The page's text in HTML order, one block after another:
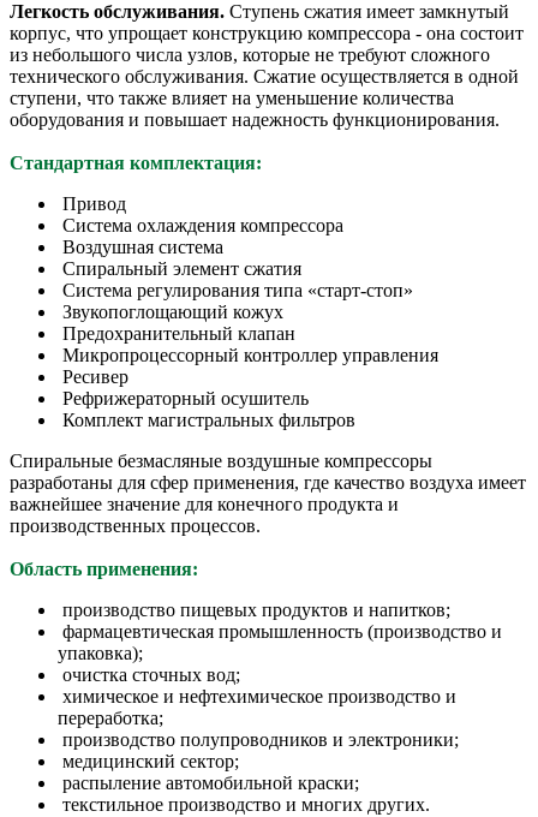
Легкость обслуживания. Ступень сжатия имеет замкнутый
корпус, что упрощает конструкцию компрессора - она состоит
из небольшого числа узлов, которые не требуют сложного
технического обслуживания. Сжатие осуществляется в одной
ступени, что также влияет на уменьшение количества
оборудования и повышает надежность функционирования.
Стандартная комплектация:
Привод
Система охлаждения компрессора
Воздушная система
Спиральный элемент сжатия
Система регулирования типа «старт-стоп»
Звукопоглощающий кожух
Предохранительный клапан
Микропроцессорный контроллер управления
Ресивер
Рефрижераторный осушитель
Комплект магистральных фильтров
Спиральные безмасляные воздушные компрессоры
разработаны для сфер применения, где качество воздуха имеет
важнейшее значение для конечного продукта и
производственных процессов.
Область применения:
производство пищевых продуктов и напитков;
фармацевтическая промышленность (производство и
упаковка);
очистка сточных вод;
химическое и нефтехимическое производство и
переработка;
производство полупроводников и электроники;
медицинский сектор;
распыление автомобильной краски;
текстильное производство и многих других.